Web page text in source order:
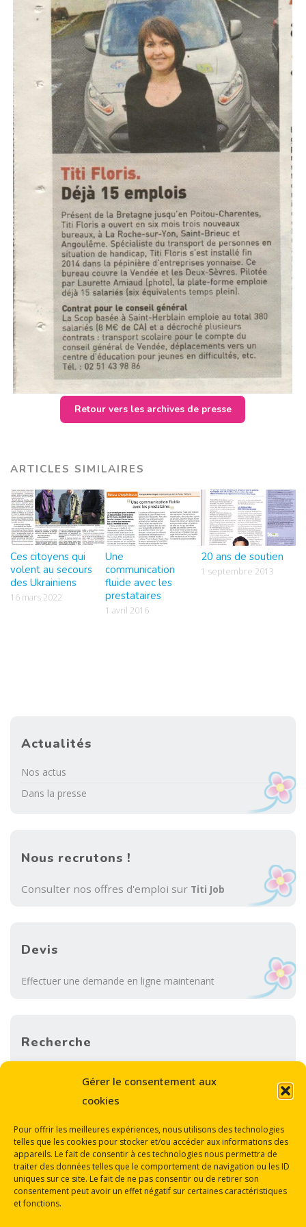
Gérer le consentement aux
cookies
Pour offrir les meilleures expériences, nous utilisons des technologies
telles que les cookies pour stocker et/ou accéder aux informations des
appareils. Le fait de consentir à ces technologies nous permettra de
traiter des données telles que le comportement de navigation ou les ID
uniques sur ce site. Le fait de ne pas consentir ou de retirer son
consentement peut avoir un effet négatif sur certaines caractéristiques
et fonctions.
Retour vers les archives de presse
ARTICLES SIMILAIRES
Ces citoyens qui
volent au secours
des Ukrainiens
16 mars 2022
Une
communication
fluide avec les
prestataires
1 avril 2016
20 ans de soutien
1 septembre 2013
Actualités
Nos actus
Dans la presse
Nous recrutons !
Consulter nos offres d'emploi sur Titi Job
Devis
Effectuer une demande en ligne maintenant
Recherche
for:
Back